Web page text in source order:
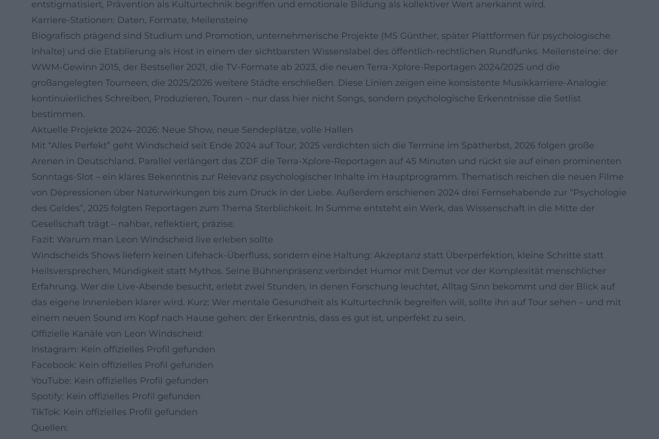
entstigmatisiert, Prävention als Kulturtechnik begriffen und emotionale Bildung als kollektiver Wert anerkannt wird.
Karriere-Stationen: Daten, Formate, Meilensteine
Biografisch prägend sind Studium und Promotion, unternehmerische Projekte (MS Günther, später Plattformen für psychologische
Inhalte) und die Etablierung als Host in einem der sichtbarsten Wissenslabel des öffentlich-rechtlichen Rundfunks. Meilensteine: der
WWM-Gewinn 2015, der Bestseller 2021, die TV-Formate ab 2023, die neuen Terra-Xplore-Reportagen 2024/2025 und die
großangelegten Tourneen, die 2025/2026 weitere Städte erschließen. Diese Linien zeigen eine konsistente Musikkarriere-Analogie:
kontinuierliches Schreiben, Produzieren, Touren – nur dass hier nicht Songs, sondern psychologische Erkenntnisse die Setlist
bestimmen.
Aktuelle Projekte 2024–2026: Neue Show, neue Sendeplätze, volle Hallen
Mit “Alles Perfekt” geht Windscheid seit Ende 2024 auf Tour; 2025 verdichten sich die Termine im Spätherbst, 2026 folgen große
Arenen in Deutschland. Parallel verlängert das ZDF die Terra-Xplore-Reportagen auf 45 Minuten und rückt sie auf einen prominenten
Sonntags-Slot – ein klares Bekenntnis zur Relevanz psychologischer Inhalte im Hauptprogramm. Thematisch reichen die neuen Filme
von Depressionen über Naturwirkungen bis zum Druck in der Liebe. Außerdem erschienen 2024 drei Fernsehabende zur “Psychologie
des Geldes”, 2025 folgten Reportagen zum Thema Sterblichkeit. In Summe entsteht ein Werk, das Wissenschaft in die Mitte der
Gesellschaft trägt – nahbar, reflektiert, präzise.
Fazit: Warum man Leon Windscheid live erleben sollte
Windscheids Shows liefern keinen Lifehack-Überfluss, sondern eine Haltung: Akzeptanz statt Überperfektion, kleine Schritte statt
Heilsversprechen, Mündigkeit statt Mythos. Seine Bühnenpräsenz verbindet Humor mit Demut vor der Komplexität menschlicher
Erfahrung. Wer die Live-Abende besucht, erlebt zwei Stunden, in denen Forschung leuchtet, Alltag Sinn bekommt und der Blick auf
das eigene Innenleben klarer wird. Kurz: Wer mentale Gesundheit als Kulturtechnik begreifen will, sollte ihn auf Tour sehen – und mit
einem neuen Sound im Kopf nach Hause gehen: der Erkenntnis, dass es gut ist, unperfekt zu sein.
Offizielle Kanäle von Leon Windscheid:
Instagram: Kein offizielles Profil gefunden
Facebook: Kein offizielles Profil gefunden
YouTube: Kein offizielles Profil gefunden
Spotify: Kein offizielles Profil gefunden
TikTok: Kein offizielles Profil gefunden
Quellen: